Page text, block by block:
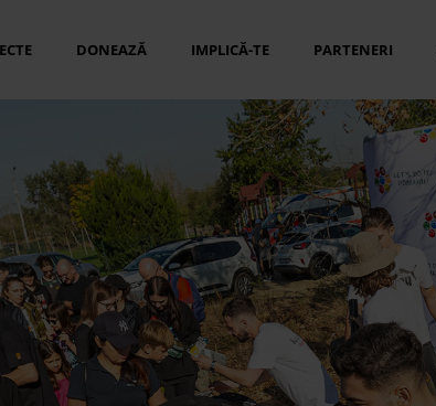
DONEAZĂ IMPLICĂ-TE PARTENERI